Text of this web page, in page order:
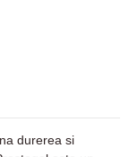
durerea si